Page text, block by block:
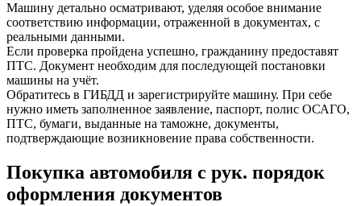
Машину детально осматривают, уделяя особое внимание
соответствию информации, отраженной в документах, с
реальными данными.
Если проверка пройдена успешно, гражданину предоставят
ПТС. Документ необходим для последующей постановки
машины на учёт.
Обратитесь в ГИБДД и зарегистрируйте машину. При себе
нужно иметь заполненное заявление, паспорт, полис ОСАГО,
ПТС, бумаги, выданные на таможне, документы,
подтверждающие возникновение права собственности.
Покупка автомобиля с рук. порядок
оформления документов